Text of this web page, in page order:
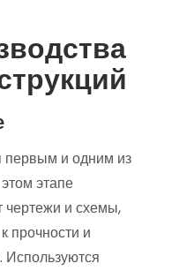
первым и одним из
этапе
и схемы,
прочности и
Используются